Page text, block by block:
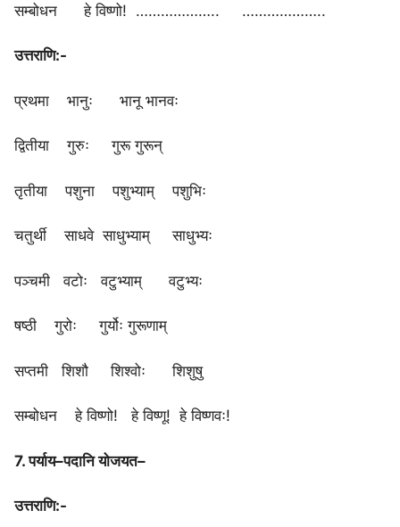
सम्बोधन हे विष्णो! ……………….. ………………..
उत्तराणि:-
प्रथमा भानुः भानू भानवः
द्वितीया ‌ गुरुः गुरू गुरून्
तृतीया पशुना पशुभ्याम् पशुभिः
चतुर्थी साधवे साधुभ्याम् साधुभ्यः
पञ्चमी वटोः वटुभ्याम् वटुभ्यः
षष्ठी गुरोः गुर्योः गुरूणाम्
सप्तमी शिशौ शिश्वोः शिशुषु
सम्बोधन हे विष्णो! हे विष्णू! हे विष्णवः!
7. पर्याय–पदानि योजयत–
उत्तराणि:-